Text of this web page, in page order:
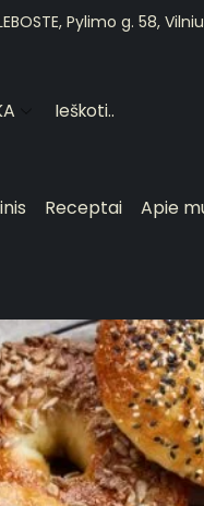
Pylimo g. 58,
Receptai Apie